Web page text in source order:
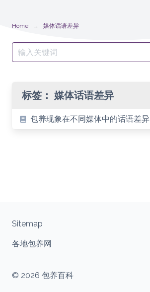
Home 媒体话语差异
Search
for:
标签： 媒体话语差异
包养现象在不同媒体中的话语差异
© 2026 包养百科
Sitemap
各地包养网